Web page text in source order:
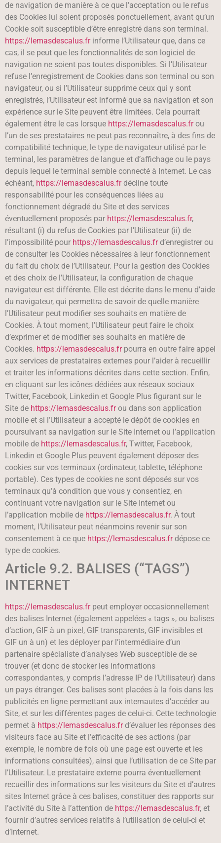
de navigation de manière à ce que l’acceptation ou le refus
des Cookies lui soient proposés ponctuellement, avant qu’un
Cookie soit susceptible d’être enregistré dans son terminal.
https://lemasdescalus.frinforme l’Utilisateur que, dans ce
cas, il se peut que les fonctionnalités de son logiciel de
navigation ne soient pas toutes disponibles. Si l’Utilisateur
refuse l’enregistrement de Cookies dans son terminal ou son
navigateur, ou si l’Utilisateur supprime ceux qui y sont
enregistrés, l’Utilisateur est informé que sa navigation et son
expérience sur le Site peuvent être limitées. Cela pourrait
également être le cas lorsque https://lemasdescalus.frou
l’un de ses prestataires ne peut pas reconnaître, à des fins de
compatibilité technique, le type de navigateur utilisé par le
terminal, les paramètres de langue et d’affichage ou le pays
depuis lequel le terminal semble connecté à Internet. Le cas
échéant, https://lemasdescalus.frdécline toute
responsabilité pour les conséquences liées au
fonctionnement dégradé du Site et des services
éventuellement proposés par https://lemasdescalus.fr,
résultant (i) du refus de Cookies par l’Utilisateur (ii) de
l’impossibilité pour https://lemasdescalus.frd’enregistrer ou
de consulter les Cookies nécessaires à leur fonctionnement
du fait du choix de l’Utilisateur. Pour la gestion des Cookies
et des choix de l’Utilisateur, la configuration de chaque
navigateur est différente. Elle est décrite dans le menu d’aide
du navigateur, qui permettra de savoir de quelle manière
l’Utilisateur peut modifier ses souhaits en matière de
Cookies. À tout moment, l’Utilisateur peut faire le choix
d’exprimer et de modifier ses souhaits en matière de
Cookies. https://lemasdescalus.frpourra en outre faire appel
aux services de prestataires externes pour l’aider à recueillir
et traiter les informations décrites dans cette section. Enfin,
en cliquant sur les icônes dédiées aux réseaux sociaux
Twitter, Facebook, Linkedin et Google Plus figurant sur le
Site de https://lemasdescalus.frou dans son application
mobile et si l’Utilisateur a accepté le dépôt de cookies en
poursuivant sa navigation sur le Site Internet ou l’application
mobile de https://lemasdescalus.fr, Twitter, Facebook,
Linkedin et Google Plus peuvent également déposer des
cookies sur vos terminaux (ordinateur, tablette, téléphone
portable). Ces types de cookies ne sont déposés sur vos
terminaux qu’à condition que vous y consentiez, en
continuant votre navigation sur le Site Internet ou
l’application mobile de https://lemasdescalus.fr. À tout
moment, l’Utilisateur peut néanmoins revenir sur son
consentement à ce que https://lemasdescalus.frdépose ce
type de cookies.
Article 9.2. BALISES (“TAGS”)
INTERNET
https://lemasdescalus.frpeut employer occasionnellement
des balises Internet (également appelées « tags », ou balises
d’action, GIF à un pixel, GIF transparents, GIF invisibles et
GIF un à un) et les déployer par l’intermédiaire d’un
partenaire spécialiste d’analyses Web susceptible de se
trouver (et donc de stocker les informations
correspondantes, y compris l’adresse IP de l’Utilisateur) dans
un pays étranger. Ces balises sont placées à la fois dans les
publicités en ligne permettant aux internautes d’accéder au
Site, et sur les différentes pages de celui-ci. Cette technologie
permet à https://lemasdescalus.frd’évaluer les réponses des
visiteurs face au Site et l’efficacité de ses actions (par
exemple, le nombre de fois où une page est ouverte et les
informations consultées), ainsi que l’utilisation de ce Site par
l’Utilisateur. Le prestataire externe pourra éventuellement
recueillir des informations sur les visiteurs du Site et d’autres
sites Internet grâce à ces balises, constituer des rapports sur
l’activité du Site à l’attention de https://lemasdescalus.fr, et
fournir d’autres services relatifs à l’utilisation de celui-ci et
d’Internet.